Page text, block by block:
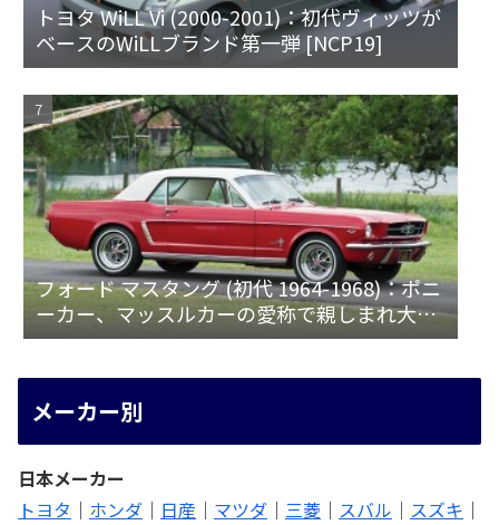
トヨタ WiLL Vi (2000-2001)：初代ヴィッツが
ベースのWiLLブランド第一弾 [NCP19]
フォード マスタング (初代 1964-1968)：ポニ
ーカー、マッスルカーの愛称で親しまれ大ヒ
ット
メーカー別
日本メーカー
トヨタ ｜ ホンダ ｜ 日産 ｜ マツダ ｜ 三菱 ｜ スバル ｜ スズキ ｜